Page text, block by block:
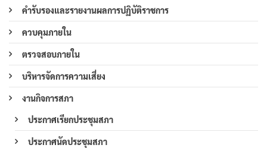
คำรับรองและรายงานผลการปฏิบัติราชการ
ควบคุมภายใน
ตรวจสอบภายใน
บริหารจัดการความเสี่ยง
งานกิจการสภา
ประกาศเรียกประชุมสภา
ประกาศนัดประชุมสภา